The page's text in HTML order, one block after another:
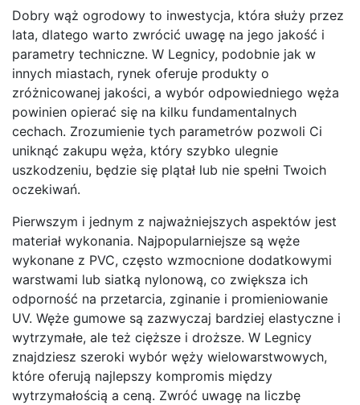
Dobry wąż ogrodowy to inwestycja, która służy przez
lata, dlatego warto zwrócić uwagę na jego jakość i
parametry techniczne. W Legnicy, podobnie jak w
innych miastach, rynek oferuje produkty o
zróżnicowanej jakości, a wybór odpowiedniego węża
powinien opierać się na kilku fundamentalnych
cechach. Zrozumienie tych parametrów pozwoli Ci
uniknąć zakupu węża, który szybko ulegnie
uszkodzeniu, będzie się plątał lub nie spełni Twoich
oczekiwań.
Pierwszym i jednym z najważniejszych aspektów jest
materiał wykonania. Najpopularniejsze są węże
wykonane z PVC, często wzmocnione dodatkowymi
warstwami lub siatką nylonową, co zwiększa ich
odporność na przetarcia, zginanie i promieniowanie
UV. Węże gumowe są zazwyczaj bardziej elastyczne i
wytrzymałe, ale też cięższe i droższe. W Legnicy
znajdziesz szeroki wybór węży wielowarstwowych,
które oferują najlepszy kompromis między
wytrzymałością a ceną. Zwróć uwagę na liczbę